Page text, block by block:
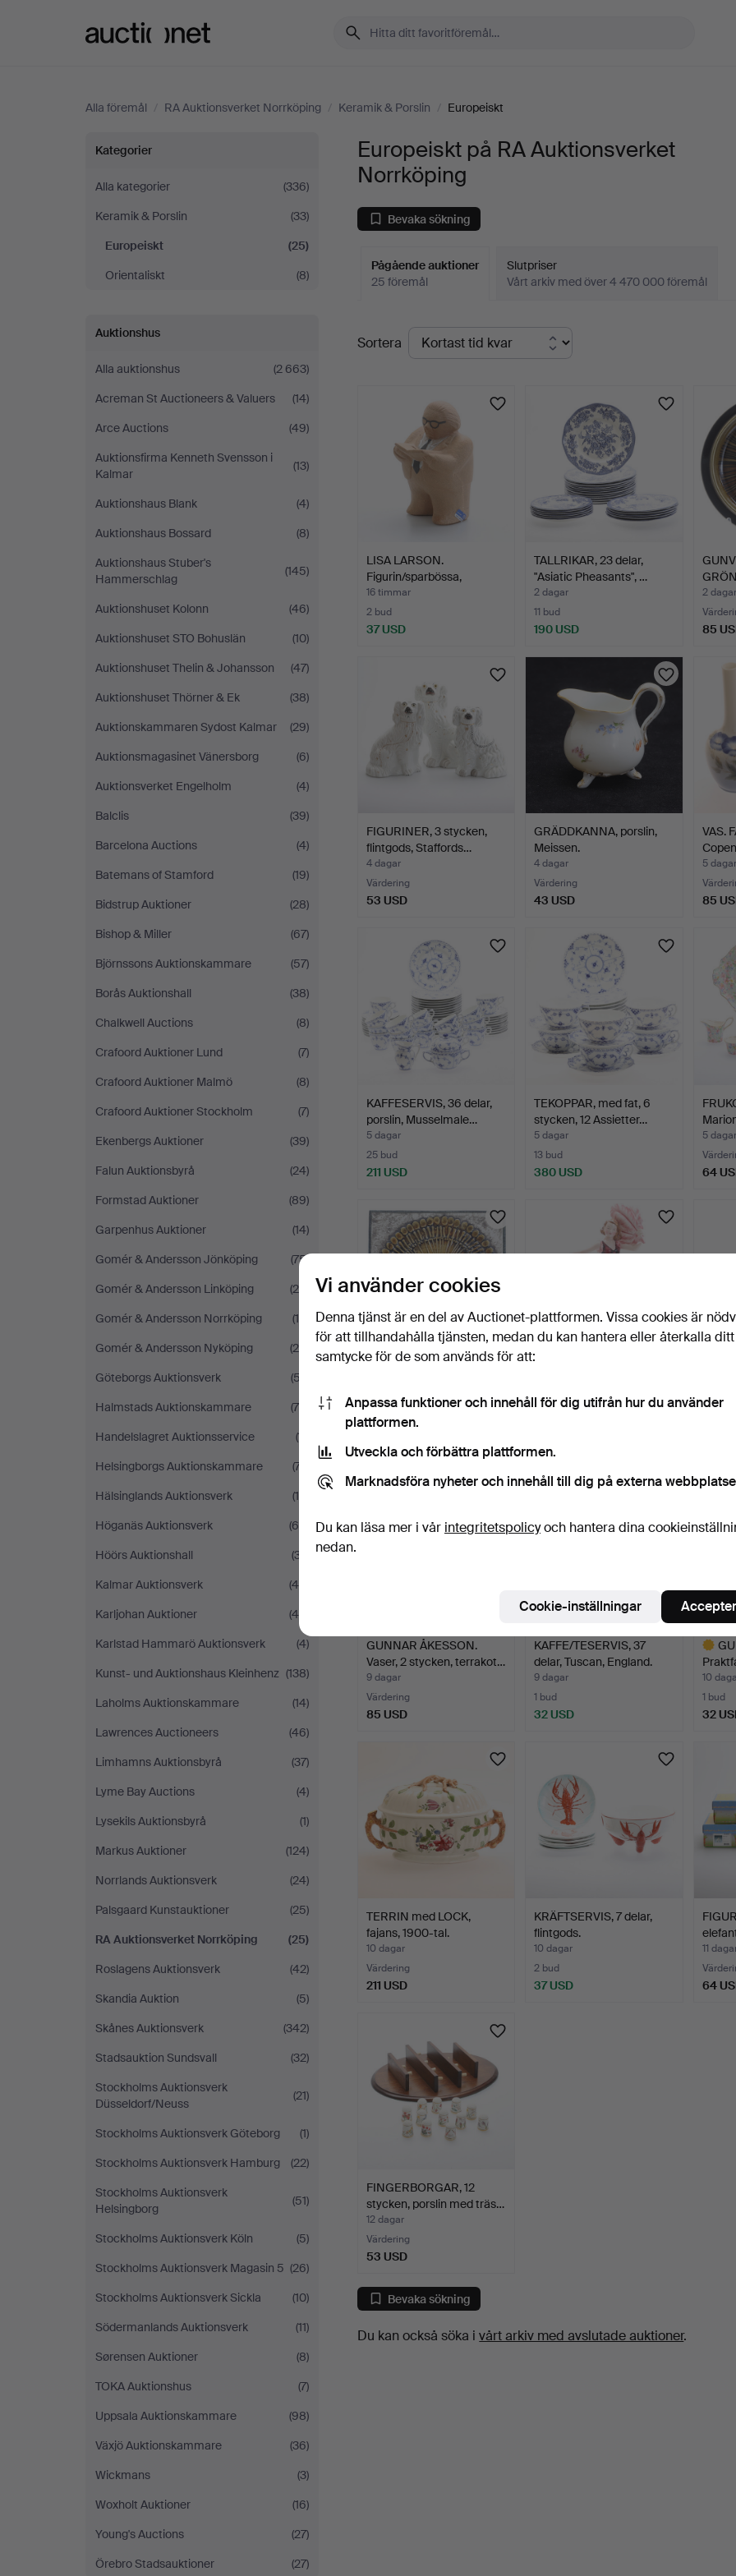
Alla föremål / RA Auktionsverket Norrköping / Keramik & Porslin / Europeiskt
Europeiskt
på
RA
Auktionsverket
Kategorier
Alla kategorier
(336)
Keramik & Porslin
(33)
Europeiskt
(25)
Orientaliskt
(8)
Auktionshus
Alla auktionshus
(2 663)
Acreman St Auctioneers & Valuers
(14)
Arce Auctions
(49)
Auktionsfirma Kenneth Svensson i
Kalmar
(13)
Auktionshaus Blank
(4)
Auktionshaus Bossard
(8)
Auktionshaus Stuber's
Hammerschlag
(145)
Auktionshuset Kolonn
(46)
Auktionshuset STO Bohuslän
(10)
Auktionshuset Thelin & Johansson
(47)
Auktionshuset Thörner & Ek
(38)
Auktionskammaren Sydost Kalmar
(29)
Auktionsmagasinet Vänersborg
(6)
Auktionsverket Engelholm
(4)
Balclis
(39)
Barcelona Auctions
(4)
Batemans of Stamford
(19)
Bidstrup Auktioner
(28)
Bishop & Miller
(67)
Björnssons Auktionskammare
(57)
Borås Auktionshall
(38)
Chalkwell Auctions
(8)
Crafoord Auktioner Lund
(7)
Crafoord Auktioner Malmö
(8)
Crafoord Auktioner Stockholm
(7)
Ekenbergs Auktioner
(39)
Falun Auktionsbyrå
(24)
Formstad Auktioner
(89)
Garpenhus Auktioner
(14)
Gomér & Andersson Jönköping
(75)
Gomér & Andersson Linköping
(25)
Gomér & Andersson Norrköping
(19)
Gomér & Andersson Nyköping
(25)
Göteborgs Auktionsverk
(57)
Halmstads Auktionskammare
(76)
Handelslagret Auktionsservice
(11)
Helsingborgs Auktionskammare
(77)
Hälsinglands Auktionsverk
(15)
Höganäs Auktionsverk
(68)
Höörs Auktionshall
(37)
Kalmar Auktionsverk
(40)
Karljohan Auktioner
(45)
Karlstad Hammarö Auktionsverk
(4)
Kunst- und Auktionshaus Kleinhenz (138)
Laholms Auktionskammare
(14)
Lawrences Auctioneers
(46)
Limhamns Auktionsbyrå
(37)
Lyme Bay Auctions
(4)
Lysekils Auktionsbyrå
(1)
Markus Auktioner
(124)
Norrlands Auktionsverk
(24)
Palsgaard Kunstauktioner
(25)
RA Auktionsverket Norrköping
(25)
Roslagens Auktionsverk
(42)
Skandia Auktion
(5)
Skånes Auktionsverk
(342)
Stadsauktion Sundsvall
(32)
Stockholms Auktionsverk
Düsseldorf/Neuss
(21)
Stockholms Auktionsverk Göteborg
(1)
Stockholms Auktionsverk Hamburg
(22)
Stockholms Auktionsverk
Helsingborg
(51)
Stockholms Auktionsverk Köln
(5)
Stockholms Auktionsverk Magasin 5 (26)
Stockholms Auktionsverk Sickla
(10)
Södermanlands Auktionsverk
(11)
Sørensen Auktioner
(8)
TOKA Auktionshus
(7)
Uppsala Auktionskammare
(98)
Växjö Auktionskammare
(36)
Wickmans
(3)
Woxholt Auktioner
(16)
Young's Auctions
(27)
Örebro Stadsauktioner
(27)
Europeiskt på RA Auktionsverket
Norrköping
Bevaka sökning
Pågående auktioner
25 föremål
Slutpriser
Vårt arkiv med över 4 470 000 föremål
Pågående
auktioner
Sortera
LISA LARSON.
Figurin/sparbössa,
stengods, …
16 timmar
2 bud
37 USD
TALLRIKAR, 23 delar,
"Asiatic Pheasants", …
2 dagar
11 bud
190 USD
"Kosm…
2 dagar
85
FIGURINER, 3 stycken,
flintgods, Staffords…
4 dagar
Värdering
53 USD
GRÄDDKANNA, porslin,
Meissen.
4 dagar
Värdering
43 USD
VAS.
5 dagar
85
KAFFESERVIS, 36 delar,
porslin, Musselmale…
5 dagar
25 bud
211 USD
TEKOPPAR, med fat, 6
stycken, 12 Assietter…
5 dagar
13 bud
380 USD
5 dagar
64
5 dagar
Värdering
64 USD
5 dagar
5 dagar
GUNNAR ÅKESSON.
Vaser, 2 stycken, terrakot…
9 dagar
Värdering
85 USD
KAFFE/TESERVIS, 37
delar, Tuscan, England.
9 dagar
1 bud
32 USD
10
1 bud
32
TERRIN med LOCK,
fajans, 1900-tal.
10 dagar
Värdering
211 USD
KRÄFTSERVIS, 7 delar,
flintgods.
10 dagar
2 bud
37 USD
11
64
FINGERBORGAR, 12
stycken, porslin med träs…
12 dagar
Värdering
53 USD
Bevaka sökning
Du kan också söka ivårt arkiv med avslutade auktioner.
Vi använder cookies
Denna tjänst är en del av Auctionet-plattformen. Vissa cookies är
för att tillhandahålla tjänsten, medan du kan hantera eller återkalla ditt
samtycke för de som används för att:
Anpassa funktioner och innehåll för dig utifrån hur du använder
plattformen.
Utveckla och förbättra plattformen.
Marknadsföra nyheter och innehåll till dig på externa
Du kan läsa mer i vår integritetspolicyoch hantera dina
nedan.
Cookie-inställningar